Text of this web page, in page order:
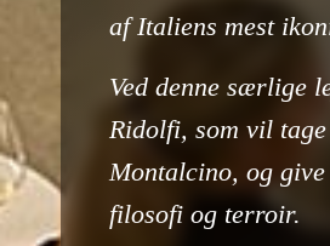
af Italiens mest
Ved denne særlige
Ridolfi, som vil
Montalcino, og
filosofi og terroir.